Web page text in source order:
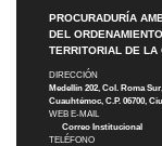
PROCURADURÍA
DEL ORDENAMIENTO
TERRITORIAL DE LA
DIRECCIÓN
Medellín 202, Col. Roma
Cuauhtémoc, C.P. 06700,
WEB E-MAIL
Correo Institucional
TELÉFONO